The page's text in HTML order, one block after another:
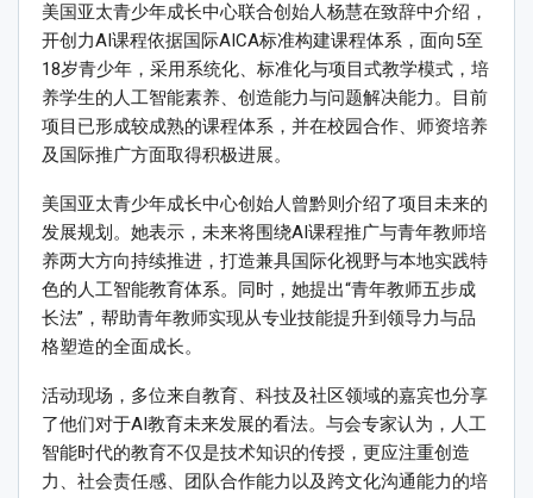
美国亚太青少年成长中心联合创始人杨慧在致辞中介绍，
开创力AI课程依据国际AICA标准构建课程体系，面向5至
18岁青少年，采用系统化、标准化与项目式教学模式，培
养学生的人工智能素养、创造能力与问题解决能力。目前
项目已形成较成熟的课程体系，并在校园合作、师资培养
及国际推广方面取得积极进展。
美国亚太青少年成长中心创始人曾黔则介绍了项目未来的
发展规划。她表示，未来将围绕AI课程推广与青年教师培
养两大方向持续推进，打造兼具国际化视野与本地实践特
色的人工智能教育体系。同时，她提出“青年教师五步成
长法”，帮助青年教师实现从专业技能提升到领导力与品
格塑造的全面成长。
活动现场，多位来自教育、科技及社区领域的嘉宾也分享
了他们对于AI教育未来发展的看法。与会专家认为，人工
智能时代的教育不仅是技术知识的传授，更应注重创造
力、社会责任感、团队合作能力以及跨文化沟通能力的培